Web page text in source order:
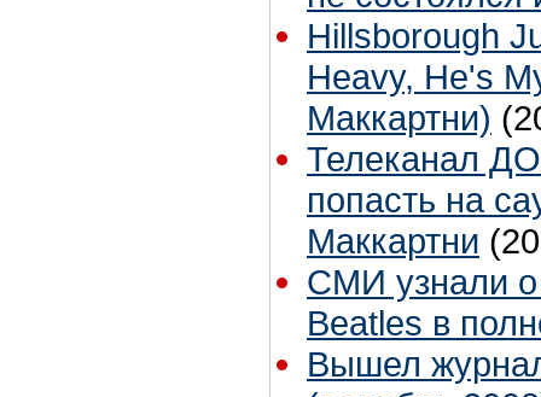
Hillsborough
Heavy, He's
Маккартни)
Телеканал
попасть на
Маккартни
СМИ узнали о
Beatles в
Вышел